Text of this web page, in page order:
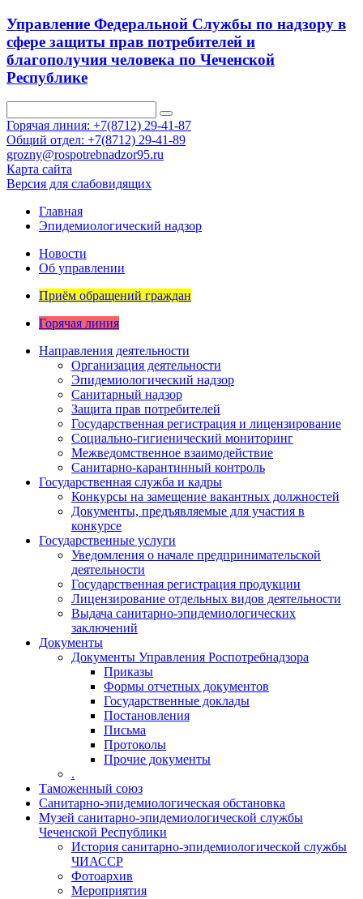
Управление Федеральной Службы по надзору в
сфере защиты прав потребителей и
благополучия человека по Чеченской
Республике
Горячая линия: +7(8712) 29-41-87
Общий отдел: +7(8712) 29-41-89
grozny@rospotrebnadzor95.ru
Карта сайта
Версия для слабовидящих
Главная
Эпидемиологический надзор
Новости
Об управлении
Приём обращений граждан
Горячая линия
Направления деятельности
Организация деятельности
Эпидемиологический надзор
Санитарный надзор
Защита прав потребителей
Государственная регистрация и лицензирование
Социально-гигиенический мониторинг
Межведомственное взаимодействие
Санитарно-карантинный контроль
Государственная служба и кадры
Конкурсы на замещение вакантных должностей
Документы, предъявляемые для участия в
конкурсе
Государственные услуги
Уведомления о начале предпринимательской
деятельности
Государственная регистрация продукции
Лицензирование отдельных видов деятельности
Выдача санитарно-эпидемиологических
заключений
Документы
Документы Управления Роспотребнадзора
Приказы
Формы отчетных документов
Государственные доклады
Постановления
Письма
Протоколы
Прочие документы
.
Таможенный союз
Санитарно-эпидемиологическая обстановка
Музей санитарно-эпидемиологической службы
Чеченской Республики
История санитарно-эпидемиологической службы
ЧИАССР
Фотоархив
Мероприятия